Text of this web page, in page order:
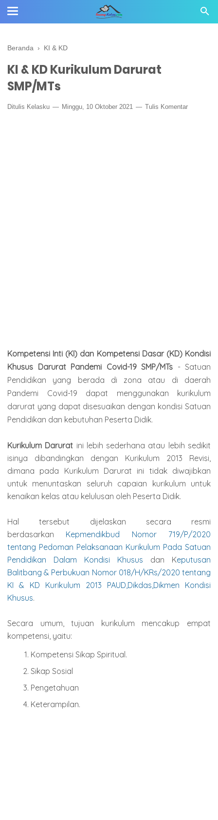
Beranda › KI & KD
KI & KD Kurikulum Darurat
SMP/MTs
Ditulis Kelasku Minggu, 10 Oktober 2021 Tulis Komentar
Kompetensi Inti (KI) dan Kompetensi Dasar (KD) Kondisi
Khusus Darurat Pandemi Covid-19 SMP/MTs - Satuan
Pendidikan yang berada di zona atau di daerah
Pandemi Covid-19 dapat menggunakan kurikulum
darurat yang dapat disesuaikan dengan kondisi Satuan
Pendidikan dan kebutuhan Peserta Didik.
Kurikulum Darurat ini lebih sederhana atau lebih sedikit
isinya dibandingkan dengan Kurikulum 2013 Revisi,
dimana pada Kurikulum Darurat ini tidak diwajibkan
untuk menuntaskan seluruh capaian kurikulum untuk
kenaikan kelas atau kelulusan oleh Peserta Didik.
Hal tersebut dijelaskan secara resmi
berdasarkan Kepmendikbud Nomor 719/P/2020
tentang Pedoman Pelaksanaan Kurikulum Pada Satuan
Pendidikan Dalam Kondisi Khusus dan Keputusan
Balitbang & Perbukuan Nomor 018/H/KRs/2020 tentang
KI & KD Kurikulum 2013 PAUD,Dikdas,Dikmen Kondisi
Khusus.
Secara umum, tujuan kurikulum mencakup empat
kompetensi, yaitu:
Kompetensi Sikap Spiritual.
Sikap Sosial
Pengetahuan
Keterampilan.